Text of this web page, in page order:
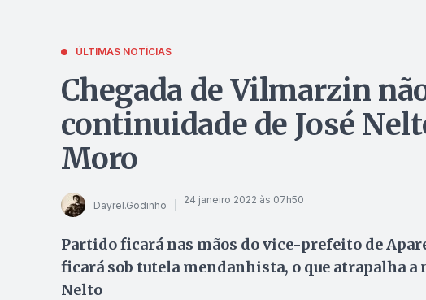
ÚLTIMAS NOTÍCIAS
Chegada de Vilmarzin
continuidade de José
Moro
Dayrel.Godinho 24 janeiro 2022 às 07h50
Partido ficará nas mãos do vice-prefeito de
ficará sob tutela mendanhista, o que atrapalha a
Nelto